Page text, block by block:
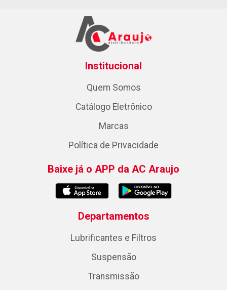
Institucional
Quem Somos
Catálogo Eletrônico
Marcas
Política de Privacidade
Baixe já o APP da AC Araujo
Departamentos
Lubrificantes e Filtros
Suspensão
Transmissão